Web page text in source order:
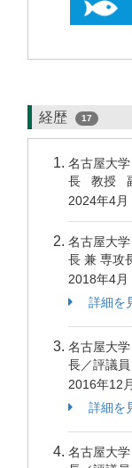
経歴 17
名古屋大
長 教授
2024年4月
名古屋大
長 兼 専
2018年4月
詳細を
名古屋大
長／評議
2016年12月
詳細を
名古屋大